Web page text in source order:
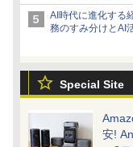
AI時代に進化する
務のすみ分けとAI
Special Site
安!